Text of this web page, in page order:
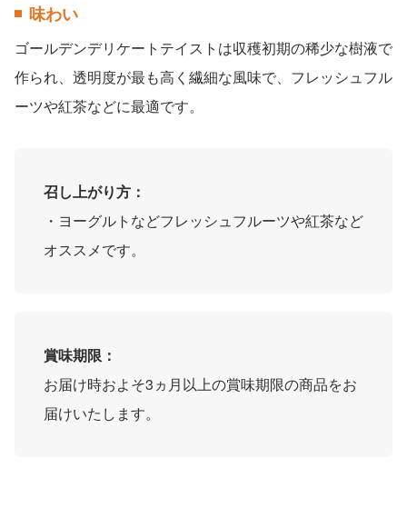
味わい
ゴールデンデリケートテイストは収穫初期の稀少な樹液で
作られ、透明度が最も高く繊細な風味で、フレッシュフル
ーツや紅茶などに最適です。
召し上がり方：
・ヨーグルトなどフレッシュフルーツや紅茶など
オススメです。
賞味期限：
お届け時およそ3ヵ月以上の賞味期限の商品をお
届けいたします。